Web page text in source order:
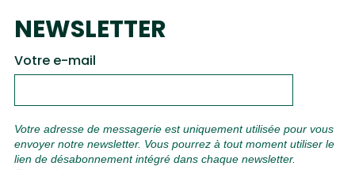
NEWSLETTER
Votre e-mail
Votre adresse de messagerie est uniquement utilisée pour vous
envoyer notre newsletter. Vous pourrez à tout moment utiliser le
lien de désabonnement intégré dans chaque newsletter.